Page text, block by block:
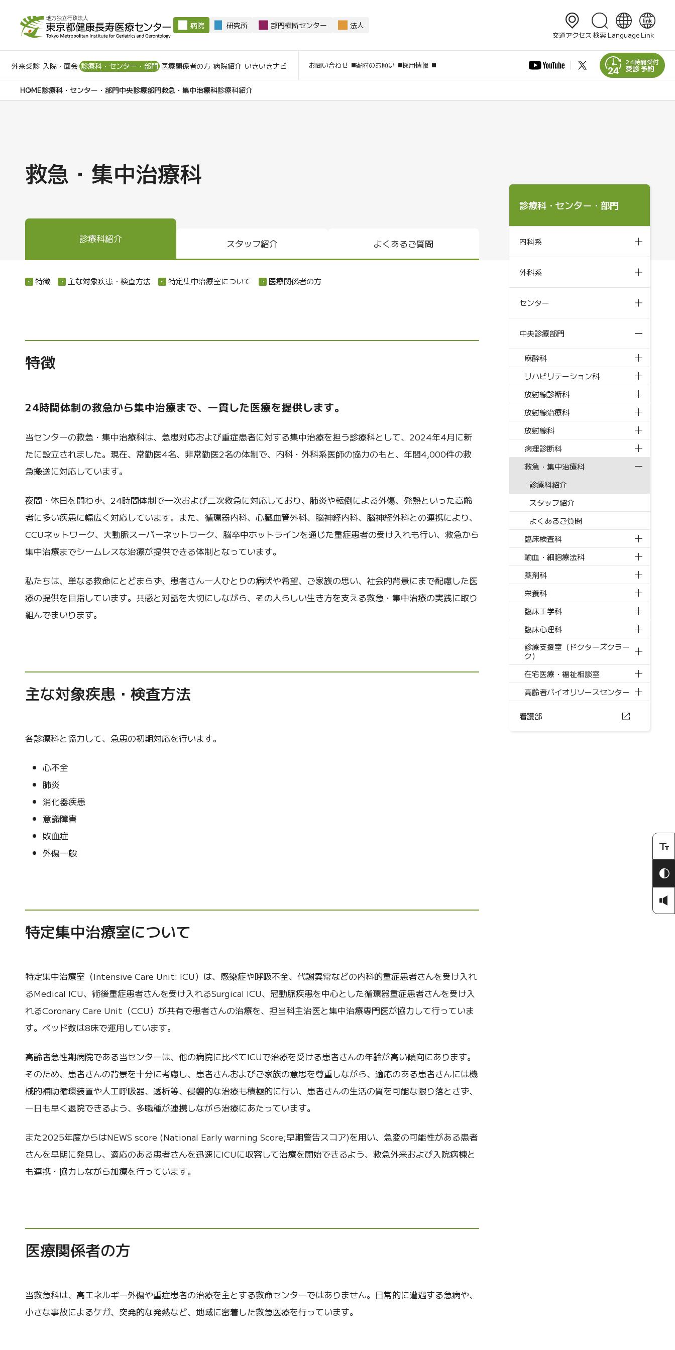
病院 研究所 部門横断センター 法人
交通アクセス 検索 Language
日本語
English
简体中文
繁體中文
Link
外来受診 入院・面会 診療科・センター・部門 医療関係者の方 病院紹介 いきいきナビ お問い合わせ 寄附のお願い 採用情報 24時間受付
受診予約
診療科・センター・部門中央診療部門救急・集中治療科診療科紹介
救急・集中治療科
診療科紹介 スタッフ紹介 よくあるご質問
特徴 主な対象疾患・検査方法 特定集中治療室について 医療関係者の方
特徴
24時間体制の救急から集中治療まで、一貫した医療を提供します。
当センターの救急・集中治療科は、急患対応および重症患者に対する集中治療を担う診療科として、2024年4月に新
たに設立されました。現在、常勤医4名、非常勤医2名の体制で、内科・外科系医師の協力のもと、年間4,000件の救
急搬送に対応しています。
夜間・休日を問わず、24時間体制で一次および二次救急に対応しており、肺炎や転倒による外傷、発熱といった高齢
者に多い疾患に幅広く対応しています。また、循環器内科、心臓血管外科、脳神経内科、脳神経外科との連携により、
CCUネットワーク、大動脈スーパーネットワーク、脳卒中ホットラインを通じた重症患者の受け入れも行い、救急から
集中治療までシームレスな治療が提供できる体制となっています。
私たちは、単なる救命にとどまらず、患者さん一人ひとりの病状や希望、ご家族の思い、社会的背景にまで配慮した医
療の提供を目指しています。共感と対話を大切にしながら、その人らしい生き方を支える救急・集中治療の実践に取り
組んでまいります。
主な対象疾患・検査方法
各診療科と協力して、急患の初期対応を行います。
心不全
肺炎
消化器疾患
意識障害
敗血症
外傷一般
特定集中治療室について
特定集中治療室（Intensive Care Unit: ICU）は、感染症や呼吸不全、代謝異常などの内科的重症患者さんを受け入れ
るMedical ICU、術後重症患者さんを受け入れるSurgical ICU、冠動脈疾患を中心とした循環器重症患者さんを受け入
れるCoronary Care Unit（CCU）が共有で患者さんの治療を、担当科主治医と集中治療専門医が協力して行っていま
す。ベッド数は8床で運用しています。
高齢者急性期病院である当センターは、他の病院に比べてICUで治療を受ける患者さんの年齢が高い傾向にあります。
そのため、患者さんの背景を十分に考慮し、患者さんおよびご家族の意思を尊重しながら、適応のある患者さんには機
械的補助循環装置や人工呼吸器、透析等、侵襲的な治療も積極的に行い、患者さんの生活の質を可能な限り落とさず、
一日も早く退院できるよう、多職種が連携しながら治療にあたっています。
また2025年度からはNEWS score (National Early warning Score;早期警告スコア)を用い、急変の可能性がある患者
さんを早期に発見し、適応のある患者さんを迅速にICUに収容して治療を開始できるよう、救急外来および入院病棟と
も連携・協力しながら加療を行っています。
医療関係者の方
当救急科は、高エネルギー外傷や重症患者の治療を主とする救命センターではありません。日常的に遭遇する急病や、
小さな事故によるケガ、突発的な発熱など、地域に密着した救急医療を行っています。
診療科・センター・部門
内科系
外科系
センター
中央診療部門
麻酔科
リハビリテーション科
放射線診断科
放射線治療科
放射線科
病理診断科
救急・集中治療科
診療科紹介
スタッフ紹介
よくあるご質問
臨床検査科
輸血・細胞療法科
薬剤科
栄養科
臨床工学科
臨床心理科
診療支援室（ドクターズクラー
ク）
在宅医療・福祉相談室
高齢者バイオリソースセンター
看護部